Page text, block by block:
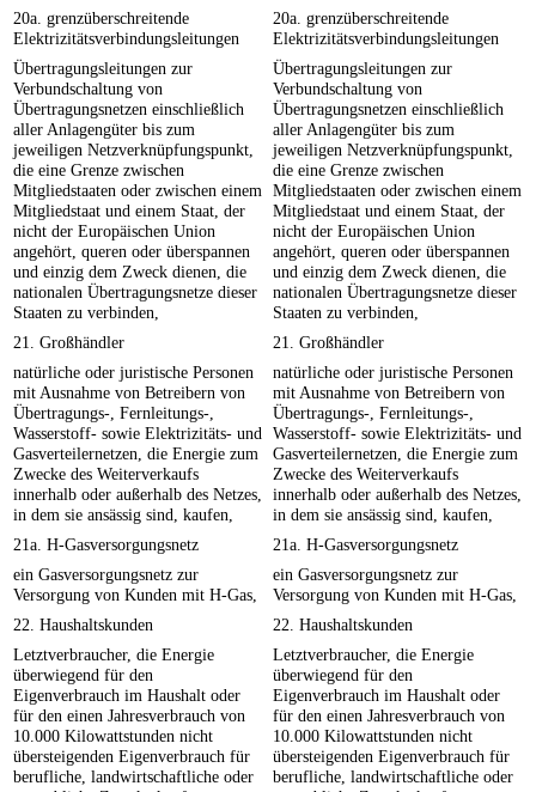
20a. grenzüberschreitende
Elektrizitätsverbindungsleitungen
20a. grenzüberschreitende
Elektrizitätsverbindungsleitungen
Übertragungsleitungen zur
Verbundschaltung von
Übertragungsnetzen einschließlich
aller Anlagengüter bis zum
jeweiligen Netzverknüpfungspunkt,
die eine Grenze zwischen
Mitgliedstaaten oder zwischen einem
Mitgliedstaat und einem Staat, der
nicht der Europäischen Union
angehört, queren oder überspannen
und einzig dem Zweck dienen, die
nationalen Übertragungsnetze dieser
Staaten zu verbinden,
Übertragungsleitungen zur
Verbundschaltung von
Übertragungsnetzen einschließlich
aller Anlagengüter bis zum
jeweiligen Netzverknüpfungspunkt,
die eine Grenze zwischen
Mitgliedstaaten oder zwischen einem
Mitgliedstaat und einem Staat, der
nicht der Europäischen Union
angehört, queren oder überspannen
und einzig dem Zweck dienen, die
nationalen Übertragungsnetze dieser
Staaten zu verbinden,
21. Großhändler
21. Großhändler
natürliche oder juristische Personen
mit Ausnahme von Betreibern von
Übertragungs-, Fernleitungs-,
Wasserstoff- sowie Elektrizitäts- und
Gasverteilernetzen, die Energie zum
Zwecke des Weiterverkaufs
innerhalb oder außerhalb des Netzes,
in dem sie ansässig sind, kaufen,
natürliche oder juristische Personen
mit Ausnahme von Betreibern von
Übertragungs-, Fernleitungs-,
Wasserstoff- sowie Elektrizitäts- und
Gasverteilernetzen, die Energie zum
Zwecke des Weiterverkaufs
innerhalb oder außerhalb des Netzes,
in dem sie ansässig sind, kaufen,
21a. H-Gasversorgungsnetz
21a. H-Gasversorgungsnetz
ein Gasversorgungsnetz zur
Versorgung von Kunden mit H-Gas,
ein Gasversorgungsnetz zur
Versorgung von Kunden mit H-Gas,
22. Haushaltskunden
22. Haushaltskunden
Letztverbraucher, die Energie
überwiegend für den
Eigenverbrauch im Haushalt oder
für den einen Jahresverbrauch von
10.000 Kilowattstunden nicht
übersteigenden Eigenverbrauch für
berufliche, landwirtschaftliche oder
Letztverbraucher, die Energie
überwiegend für den
Eigenverbrauch im Haushalt oder
für den einen Jahresverbrauch von
10.000 Kilowattstunden nicht
übersteigenden Eigenverbrauch für
berufliche, landwirtschaftliche oder